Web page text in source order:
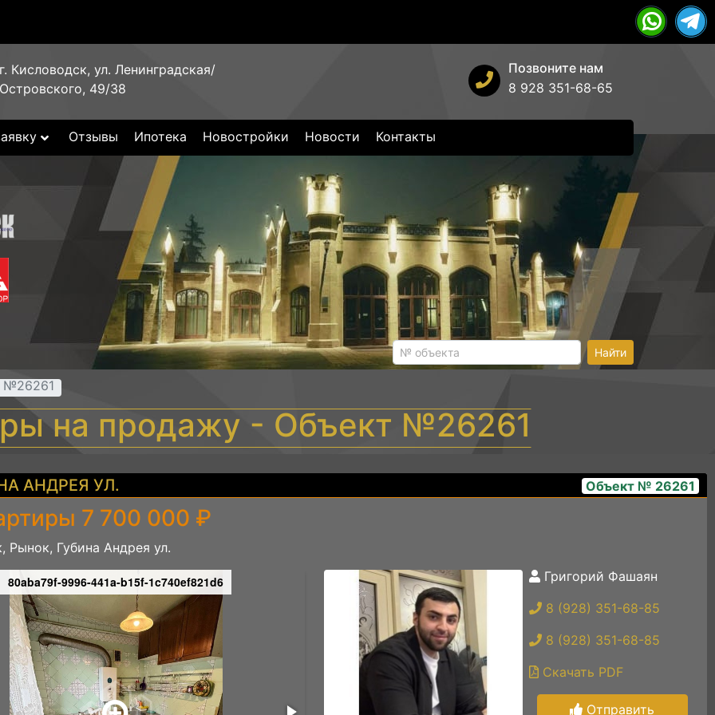
г. Кисловодск, ул. Ленинградская/
Островского, 49/38
Позвоните нам
8 928 351-68-65
Отзывы Ипотека Новостройки Новости Контакты
Найти
№26261
на продажу - Объект №26261
АНДРЕЯ УЛ. Объект № 26261
7 700 000 ₽
Рынок, Губина Андрея ул.
80aba79f-9996-441a-b15f-1c740ef821d6 80a1d4af-f2ab-4f36-936b-7a780420f573
Григорий Фашаян
8 (928) 351-68-85
8 (928) 351-68-85
Скачать PDF
Отправить